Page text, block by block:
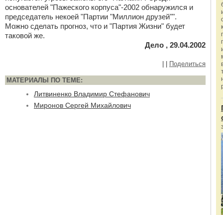
основателей "Пажеского корпуса"-2002 обнаружился и
председатель некоей "Партии "Миллион друзей"".
Можно сделать прогноз, что и "Партия Жизни" будет
таковой же.
Дело , 29.04.2002
Поделиться
МАТЕРИАЛЫ ПО ТЕМЕ:
Литвиненко Владимир Стефанович
Миронов Сергей Михайлович